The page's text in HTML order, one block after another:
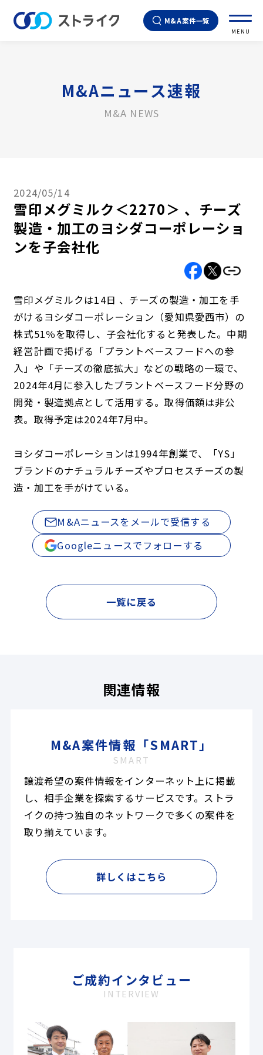
M&A案件一覧
MENU
M&Aニュース速報
M&A NEWS
2024/05/14
雪印メグミルク＜2270＞ 、チーズ
製造・加工のヨシダコーポレーショ
ンを子会社化
雪印メグミルクは14日 、チーズの製造・加工を手
がけるヨシダコーポレーション（愛知県愛西市）の
株式51％を取得し、子会社化すると発表した。中期
経営計画で掲げる「プラントベースフードへの参
入」や「チーズの徹底拡大」などの戦略の一環で、
2024年4月に参入したプラントベースフード分野の
開発・製造拠点として活用する。取得価額は非公
表。取得予定は2024年7月中。
ヨシダコーポレーションは1994年創業で、「YS」
ブランドのナチュラルチーズやプロセスチーズの製
造・加工を手がけている。
M&Aニュースをメールで受信する
Googleニュースでフォローする
一覧に戻る
関連情報
M&A案件情報「SMART」
SMART
譲渡希望の案件情報をインターネット上に掲載
し、相手企業を探索するサービスです。ストラ
イクの持つ独自のネットワークで多くの案件を
取り揃えています。
詳しくはこちら
ご成約インタビュー
INTERVIEW